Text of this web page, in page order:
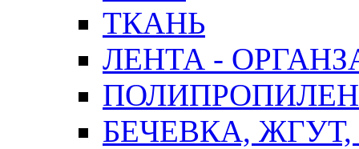
ТКАНЬ
ЛЕНТА -
БЕЧЕВКА,